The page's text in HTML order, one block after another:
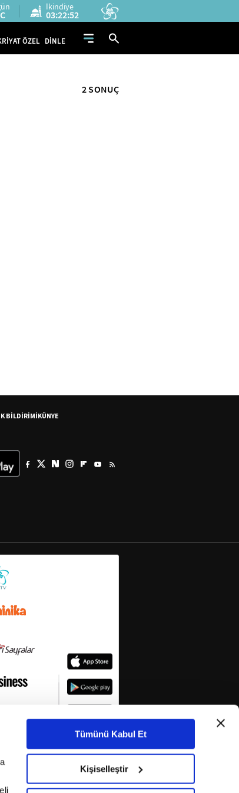
Tümünü Kabul Et
Kişiselleştir
İkindiye
03:22:52
ÖZEL DİNLE
2 SONUÇ
BİLDİRİMİKÜNYE